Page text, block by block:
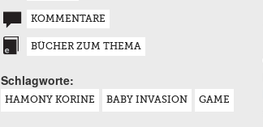
KOMMENTARE
BÜCHER ZUM THEMA
Schlagworte:
HAMONY KORINE BABY INVASION GAME